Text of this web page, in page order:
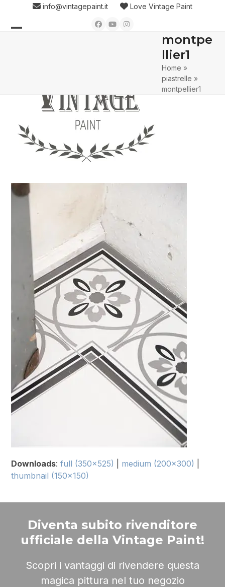
content
info@vintagepaint.it Love Vintage Paint
Facebook
YouTubeInstagram
montpe
llier1
Home »
piastrelle »
montpellier1
Downloads:full (350x525) medium (200x300)
thumbnail (150x150)
Diventa subito rivenditore
ufficiale della Vintage Paint!
Scopri i vantaggi di rivendere questa
magica pittura nel tuo negozio